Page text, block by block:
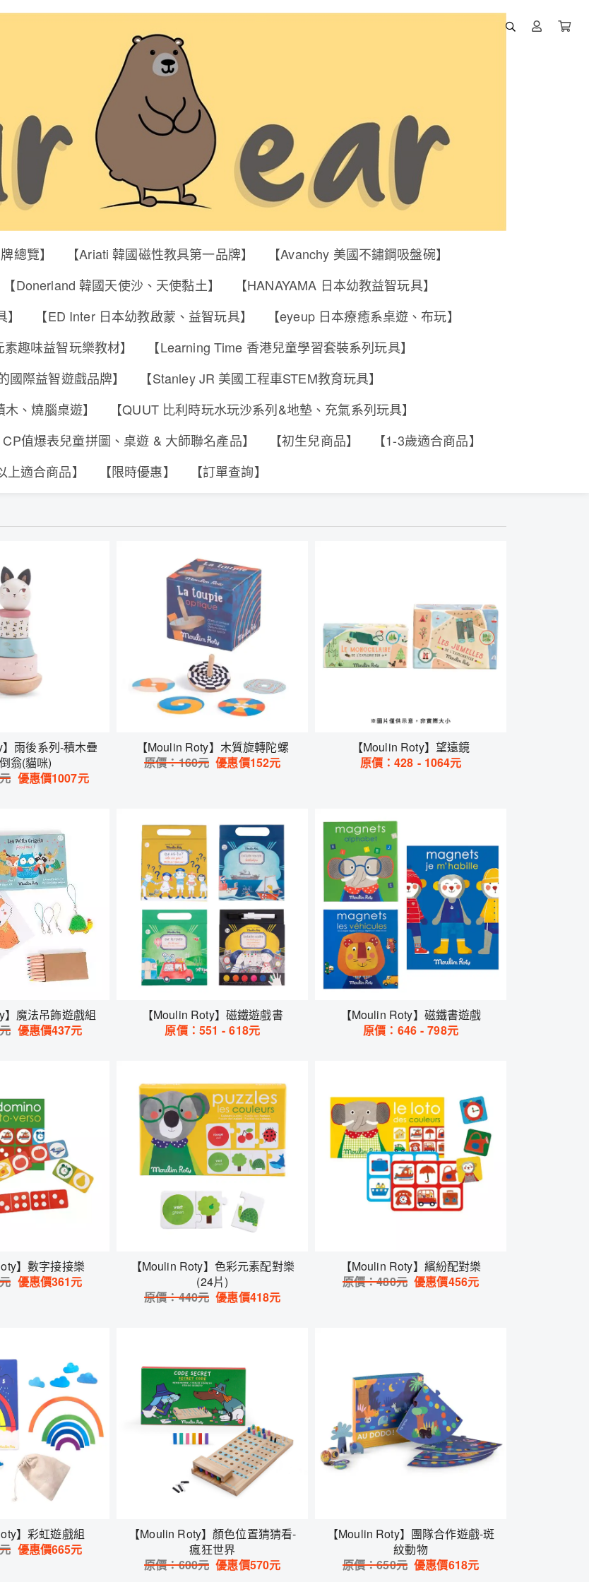
總覽】 【Ariati 韓國磁性教具第一品牌】
【Avanchy 美國不鏽鋼吸盤碗】
【Donerland 韓國天使沙、天使黏土】
【HANAYAMA 日本幼教益智玩具】
【ED Inter 日本幼教啟蒙、益智玩具】
【eyeup 日本療癒系桌遊、布玩】
趣味益智玩樂教材】
【Learning Time 香港兒童學習套裝系列玩具】
國際益智遊戲品牌】
【Stanley JR 美國工程車STEM教育玩具】
、燒腦桌遊】
【QUUT 比利時玩水玩沙系列&地墊、充氣系列玩具】
CP值爆表兒童拼圖、桌遊 & 大師聯名產品】 【初生兒商品】
【1-3歲適合商品】
上適合商品】
【限時優惠】 【訂單查詢】
】雨後系列-積木疊
翁(貓咪)
元 優惠價1007元
【Moulin Roty】木質旋轉陀螺
原價：160元 優惠價152元
【Moulin Roty】望遠鏡
原價：428 - 1064元
】魔法吊飾遊戲組
元 優惠價437元
【Moulin Roty】磁鐵遊戲書
原價： 551 - 618元
【Moulin Roty】磁鐵書遊戲
原價： 646 - 798元
】數字接接樂
元 優惠價361元
【Moulin Roty】色彩元素配對樂
(24片)
原價：440元 優惠價418元
【Moulin Roty】繽紛配對樂
原價：480元 優惠價456元
】彩虹遊戲組
元 優惠價665元
【Moulin Roty】顏色位置猜猜看-
瘋狂世界
原價：600元 優惠價570元
【Moulin Roty】團隊合作遊戲-斑
紋動物
原價：650元 優惠價618元